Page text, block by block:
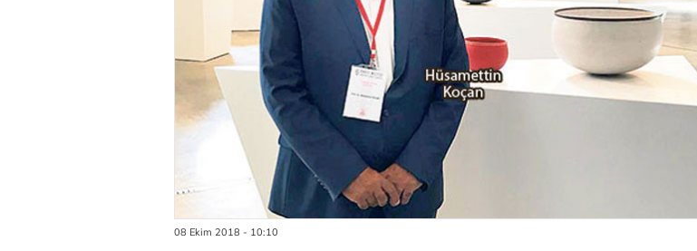
08 Ekim 2018 - 10:10